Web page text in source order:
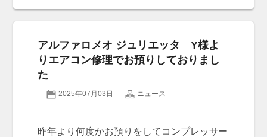
アルファロメオ ジュリエッタ Y様よ
りエアコン修理でお預りしておりまし
た
2025年07月03日 ニュース
昨年より何度かお預りをしてコンプレッサー